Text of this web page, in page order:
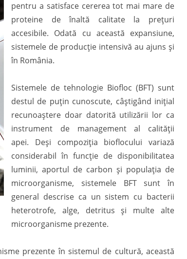
pentru a satisface cererea tot mai mare de
proteine ​​de înaltă calitate la prețuri
accesibile. Odată cu această expansiune,
sistemele de producție intensivă au ajuns și
în România.
Sistemele de tehnologie Biofloc (BFT) sunt
destul de puțin cunoscute, câștigând inițial
recunoaștere doar datorită utilizării lor ca
instrument de management al calității
apei. Deși compoziția bioflocului variază
considerabil în funcție de disponibilitatea
luminii, aportul de carbon și populația de
microorganisme, sistemele BFT sunt în
general descrise ca un sistem cu bacterii
heterotrofe, alge, detritus și multe alte
microorganisme prezente.
prezente în sistemul de cultură, această